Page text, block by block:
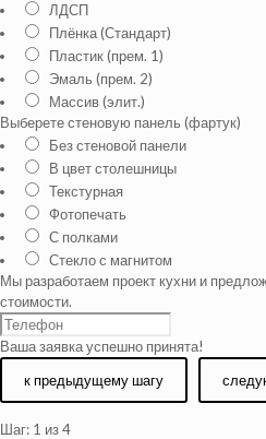
ЛДСП
Плёнка (Стандарт)
Пластик (прем. 1)
Эмаль (прем. 2)
Массив (элит.)
Выберете стеновую панель (фартук)
Без стеновой панели
В цвет столешницы
Текстурная
Фотопечать
С полками
Стекло с магнитом
Мы разработаем проект кухни и
стоимости.
Ваша заявка успешно принята!
к предыдущему шагу
Шаг: 1 из 4